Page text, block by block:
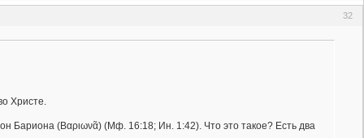
32
Христе.
Бариона (Βαριωνᾶ) (Мф. 16:18; Ин. 1:42). Что это такое? Есть два